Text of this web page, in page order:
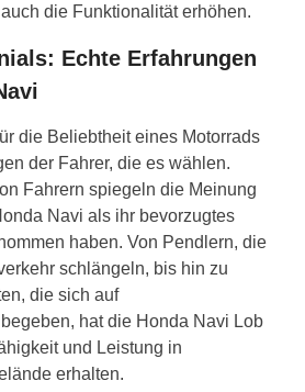
die Funktionalität erhöhen.
Echte Erfahrungen
die Beliebtheit eines Motorrads
der Fahrer, die es wählen.
Fahrern spiegeln die Meinung
Navi als ihr bevorzugtes
haben. Von Pendlern, die
schlängeln, bis hin zu
die sich auf
hat die Honda Navi Lob
und Leistung in
erhalten.